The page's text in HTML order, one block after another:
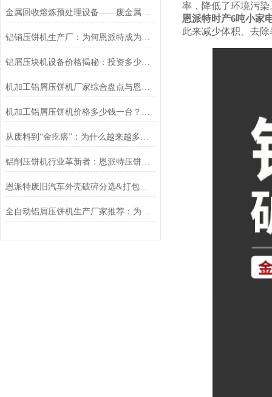
金属回收熔炼预处理设备——废金属锤击撕碎机
铝销压饼机生产厂：为何恩派特成为行业信赖的优选品牌？
铝屑压块机设备价格揭秘：投资多少？为何恩派特值得选择？
机加工铝屑压饼机厂家综合盘点与恩派特品牌实力解析
机加工铝屑压饼机价格多少钱一台？恩派特品牌助您实现价值回收与成本控制
从废料到“金疙瘩”：为什么越来越多工厂选择恩派特铜屑压块机？
铝削压饼机行业革新者：恩派特压饼机高效资源回收新时代
恩派特废旧汽车外壳破碎分选&打包解决方案，让回收效率翻倍！
全自动铝屑压饼机生产厂家推荐：为何恩派特成为机加工行业的“标配”？
率，降低了环境污染
恩派特时产6吨小家
此来减少体积、去